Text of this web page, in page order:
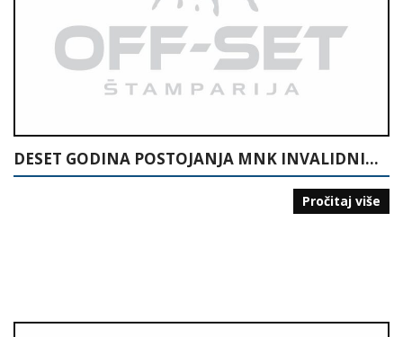
DESET GODINA POSTOJANJA MNK INVALIDNIH LICA “15. MAJ” TUZLA: POČECI MALOG NOGOMETA ZA INVALIDNA LICA U BIH: 1995-2005
Pročitaj više